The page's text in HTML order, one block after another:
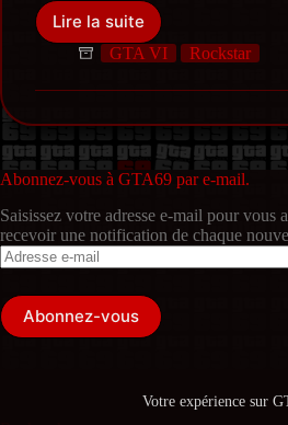
Votre expérience sur
Lire la suite
GTA
VI
les
pour
accueillir
prochain
opus
GTA VI Rockstar
Abonnez-vous à GTA69 par e-mail.
Saisissez votre adresse e-mail pour
recevoir une notification de chaque
Adresse
e-
Abonnez-vous